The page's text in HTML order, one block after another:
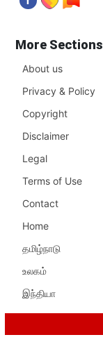
More Sections
About us
Privacy & Policy
Copyright
Disclaimer
Legal
Terms of Use
Contact
Home
தமிழ்நாடு
உலகம்
இந்தியா